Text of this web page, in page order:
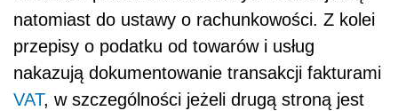
natomiast do ustawy o rachunkowości. Z kolei
przepisy o podatku od towarów i usług
nakazują dokumentowanie transakcji fakturami
VAT, w szczególności jeżeli drugą stroną jest